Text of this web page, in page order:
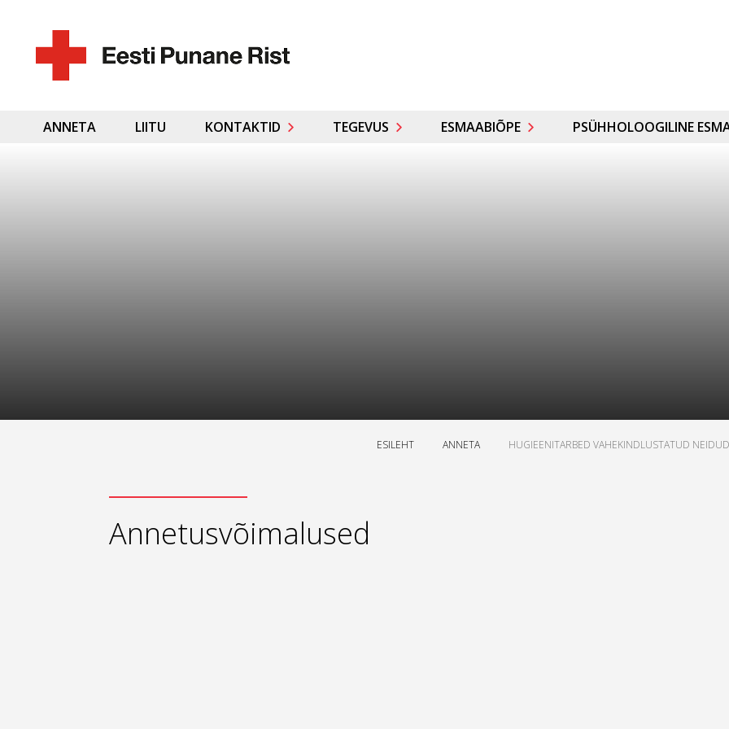
ANNETA LIITU KONTAKTID TEGEVUS ESMAABIÕPE PSÜHHOLOOGILINE
ESILEHT ANNETA HUGIEENITARBED VAHEKINDLUSTATUD
Annetusvõimalused